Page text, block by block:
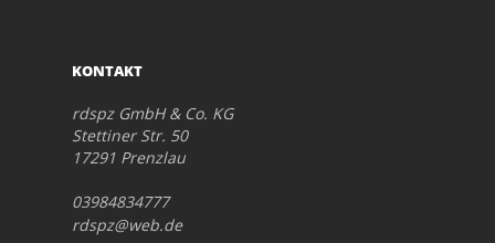
KONTAKT
rdspz GmbH & Co. KG
Stettiner Str. 50
17291 Prenzlau
03984834777
rdspz@web.de